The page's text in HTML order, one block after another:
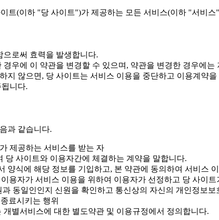
트(이하 "당 사이트")가 제공하는 모든 서비스(이하 "서비
으로써 효력을 발생합니다.
우에 이 약관을 변경할 수 있으며, 약관을 변경한 경우에
지 않으면, 당 사이트는 서비스 이용을 중단하고 이용계약
니다.
과 같습니다.
제공하는 서비스를 받는 자
당 사이트와 이용자간에 체결하는 계약을 말합니다.
양식에 해당 정보를 기입하고, 본 약관에 동의하여 서비스
용자가 서비스 이용을 위하여 이용자가 선정하고 당 사이
동일인인지 신원을 확인하고 통신상의 자신의 개인정보
료시키는 행위
별서비스에 대한 별도약관 및 이용규정에서 정의합니다.